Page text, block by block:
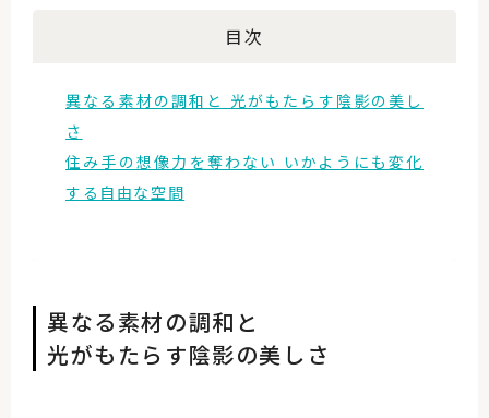
目次
異なる素材の調和と 光がもたらす陰影の美し
さ
住み手の想像力を奪わない いかようにも変化
する自由な空間
異なる素材の調和と
光がもたらす陰影の美しさ